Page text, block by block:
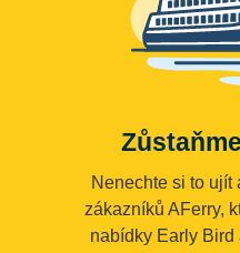
Nenechte si to ujít
zákazníků AFerry,
nabídky Early